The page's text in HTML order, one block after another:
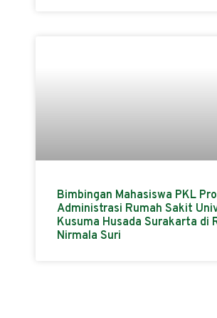
Bimbingan Mahasiswa PKL
Administrasi Rumah Sakit
Kusuma Husada Surakarta di
Nirmala Suri